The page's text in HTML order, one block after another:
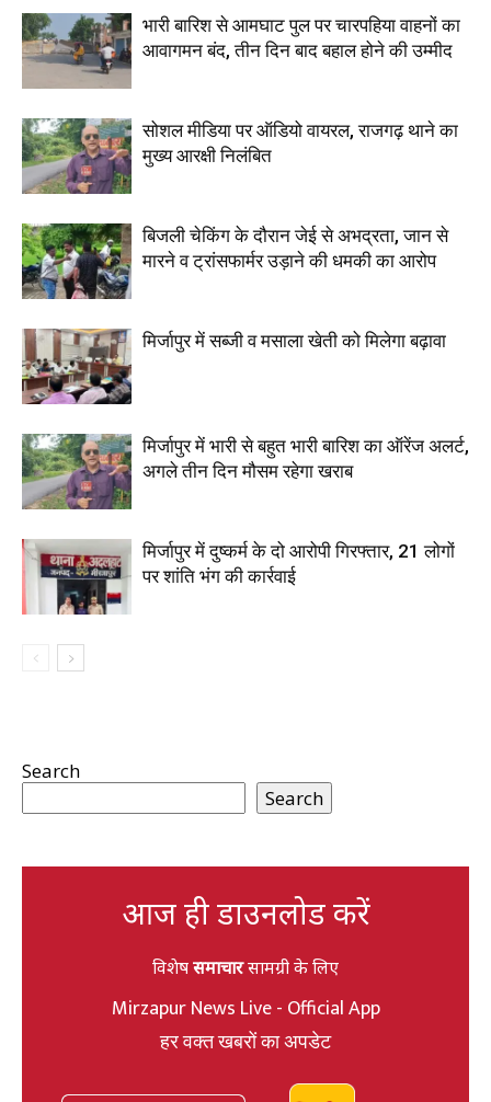
भारी बारिश से आमघाट पुल पर चारपहिया वाहनों का
आवागमन बंद, तीन दिन बाद बहाल होने की उम्मीद
सोशल मीडिया पर ऑडियो वायरल, राजगढ़ थाने का
मुख्य आरक्षी निलंबित
बिजली चेकिंग के दौरान जेई से अभद्रता, जान से
मारने व ट्रांसफार्मर उड़ाने की धमकी का आरोप
मिर्जापुर में सब्जी व मसाला खेती को मिलेगा बढ़ावा
मिर्जापुर में भारी से बहुत भारी बारिश का ऑरेंज अलर्ट,
अगले तीन दिन मौसम रहेगा खराब
मिर्जापुर में दुष्कर्म के दो आरोपी गिरफ्तार, 21 लोगों
पर शांति भंग की कार्रवाई
Search
Search
आज ही डाउनलोड करें
विशेषसमाचारसामग्री के लिए
Mirzapur News Live - Official App
हर वक्त खबरों का अपडेट